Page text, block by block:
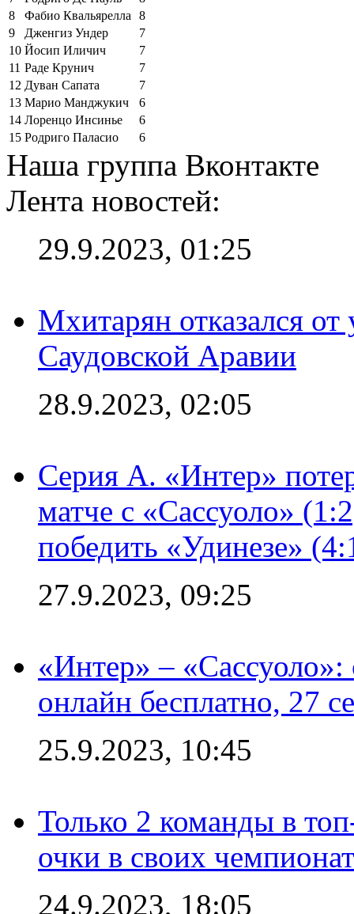
8
Фабио Квальярелла
8
9
Дженгиз Ундер
7
10 Йосип Иличич
7
11 Раде Крунич
7
12 Дуван Сапата
7
13 Марио Манджукич
6
14 Лоренцо Инсинье
6
15 Родриго Паласио 6
Наша группа Вконтакте
Лента новостей:
29.9.2023, 01:25
Мхитарян отказался от
Саудовской Аравии
28.9.2023, 02:05
Серия А. «Интер»
матче с «Сассуоло»
победить «Удинезе»
27.9.2023, 09:25
«Интер» –
онлайн бесплатно, 27
25.9.2023, 10:45
Только 2 команды в
очки в своих
24.9.2023, 18:05